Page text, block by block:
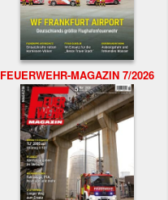
FEUERWEHR-MAGAZIN 7/2026